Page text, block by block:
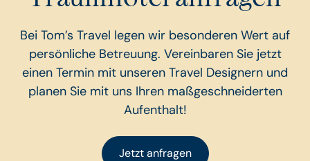
Bei Tom’s Travel legen wir besonderen Wert auf
persönliche Betreuung. Vereinbaren Sie jetzt
einen Termin mit unseren Travel Designern und
planen Sie mit uns Ihren maßgeschneiderten
Aufenthalt!
Jetzt anfragen